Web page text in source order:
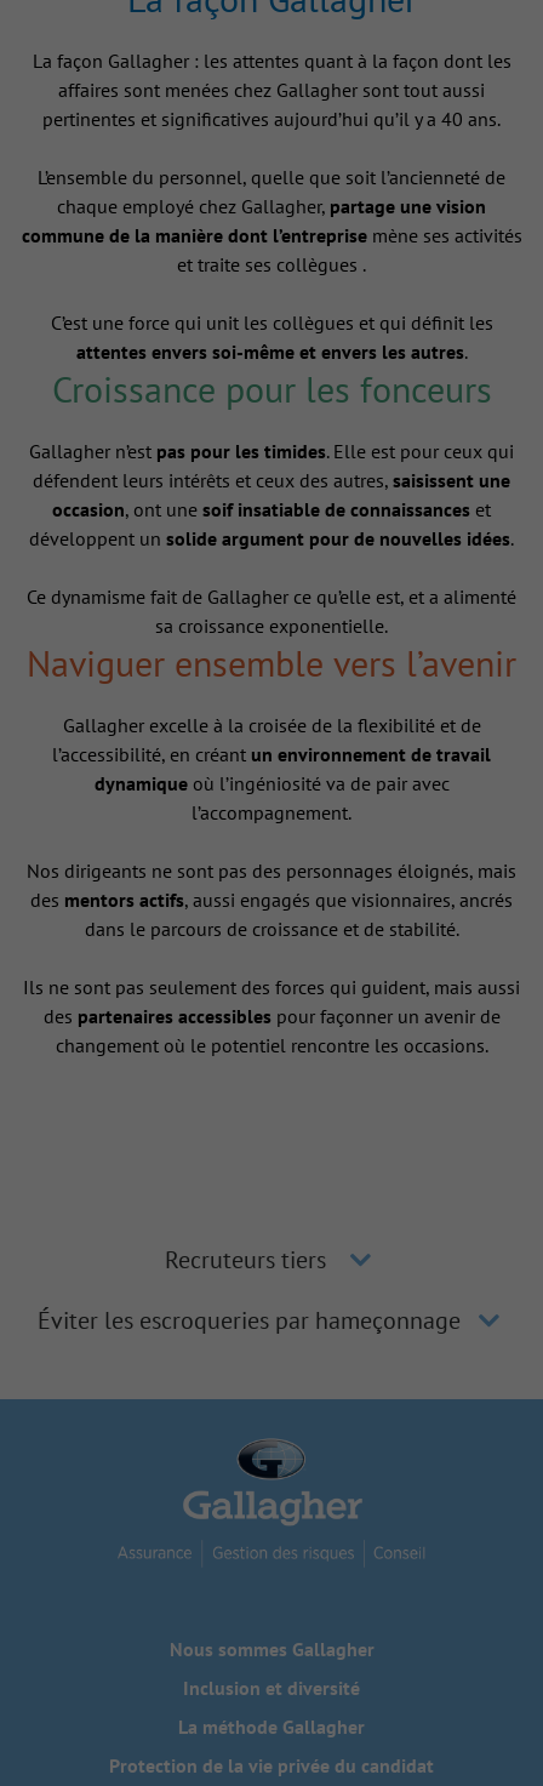
La façon Gallagher : les attentes quant à la façon dont les
affaires sont menées chez Gallagher sont tout aussi
pertinentes et significatives aujourd’hui qu’il y a 40 ans.
L’ensemble du personnel, quelle que soit l’ancienneté de
chaque employé chez Gallagher, partage une vision
commune de la manière dont l’entreprisemène ses activités
et traite ses collègues .
C’est une force qui unit les collègues et qui définit les
attentes envers soi-même et envers les autres.
Croissance pour les fonceurs
Gallagher n’est pas pour les timides. Elle est pour ceux qui
défendent leurs intérêts et ceux des autres, saisissent une
occasion, ont une soif insatiable de connaissances et
développent un solide argument pour de nouvelles idées.
Ce dynamisme fait de Gallagher ce qu’elle est, et a alimenté
sa croissance exponentielle.
Naviguer ensemble vers l’avenir
Gallagher excelle à la croisée de la flexibilité et de
l’accessibilité, en créant un environnement de travail
dynamique où l’ingéniosité va de pair avec
l’accompagnement.
Nos dirigeants ne sont pas des personnages éloignés, mais
des mentors actifs, aussi engagés que visionnaires, ancrés
dans le parcours de croissance et de stabilité.
Ils ne sont pas seulement des forces qui guident, mais aussi
des partenaires accessiblespour façonner un avenir de
changement où le potentiel rencontre les occasions.
Recruteurs tiers
Éviter les escroqueries par hameçonnage
Nous sommes Gallagher
Inclusion et diversité
La méthode Gallagher
Protection de la vie privée du candidat